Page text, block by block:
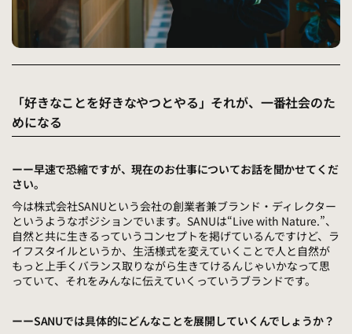
「好きなことを好きなやつとやる」それが、一番社会のた
めになる
ーー早速で恐縮ですが、現在のお仕事についてお話を聞かせてくだ
さい。
今は株式会社SANUという会社の創業者兼ブランド・ディレクター
というようなポジションでいます。SANUは“Live with Nature.”、
自然と共に生きるっていうコンセプトを掲げているんですけど、ラ
イフスタイルというか、生活様式を変えていくことで人と自然が
もっと上手くバランス取りながら生きてけるんじゃいかなって思
っていて、それをみんなに伝えていくっていうブランドです。
ーーSANUでは具体的にどんなことを展開していくんでしょうか？